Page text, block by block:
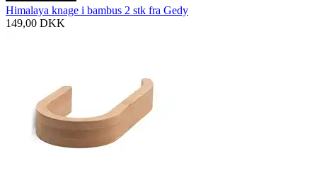
Himalaya knage i bambus 2 stk fra Gedy
149,00 DKK